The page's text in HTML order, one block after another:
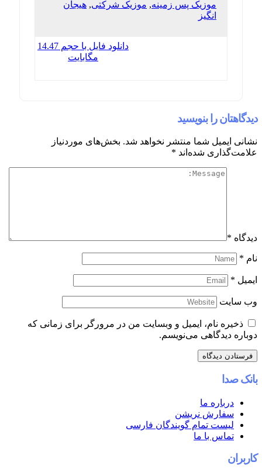
موزیک پس زمینه,موزیک شرکتی ,هیجان
انگیز
دانلود فایل با حجم 14.47
مگابایت
دیدگاهتان را بنویسید
نشانی ایمیل شما منتشر نخواهد شد. بخش‌های موردنیاز
علامت‌گذاری شده‌اند*
دیدگاه*
نام*
ایمیل *
وب‌ سایت
ذخیره نام، ایمیل و وبسایت من در مرورگر برای زمانی که
دوباره دیدگاهی می‌نویسم.
بانک صدا
درباره ما
سفارش نریشن
لیست تمام گویندگان فارسی
تماس با ما
کاربران